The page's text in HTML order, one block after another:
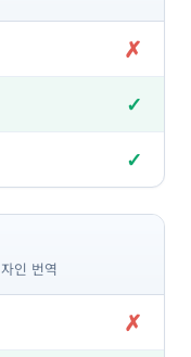
✗
✓
✓
인 번역
✗